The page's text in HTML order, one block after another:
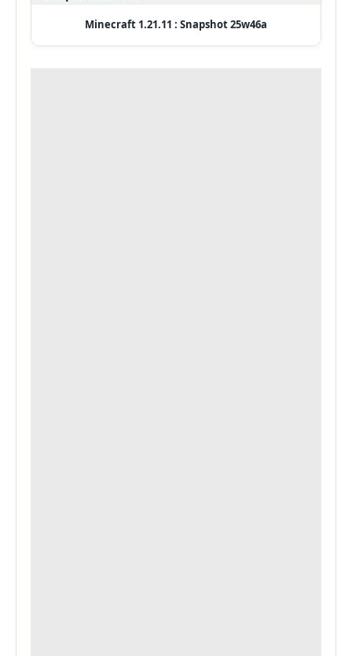
Minecraft 1.21.11 : Snapshot 25w46a